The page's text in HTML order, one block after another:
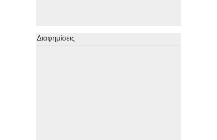
Διαφημίσεις